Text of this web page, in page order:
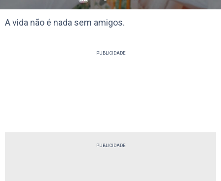
A vida não é nada sem amigos.
PUBLICIDADE
PUBLICIDADE